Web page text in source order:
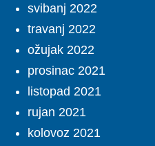
svibanj 2022
travanj 2022
ožujak 2022
prosinac 2021
listopad 2021
rujan 2021
kolovoz 2021